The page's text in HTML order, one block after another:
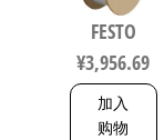
8573-1:2010
558275
FESTO
¥3,956.69
加入
购物